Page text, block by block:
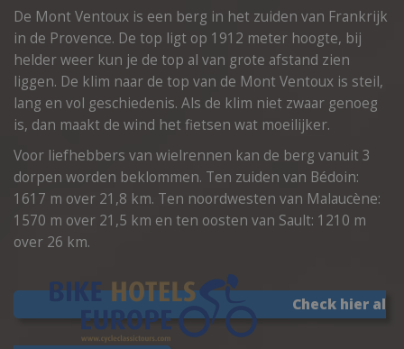
De Mont Ventoux is een berg in het zuiden van Frankrijk
in de Provence. De top ligt op 1912 meter hoogte, bij
helder weer kun je de top al van grote afstand zien
liggen. De klim naar de top van de Mont Ventoux is steil,
lang en vol geschiedenis. Als de klim niet zwaar genoeg
is, dan maakt de wind het fietsen wat moeilijker.
Voor liefhebbers van wielrennen kan de berg vanuit 3
dorpen worden beklommen. Ten zuiden van Bédoin:
1617 m over 21,8 km. Ten noordwesten van Malaucène:
1570 m over 21,5 km en ten oosten van Sault: 1210 m
over 26 km.
Check hier al